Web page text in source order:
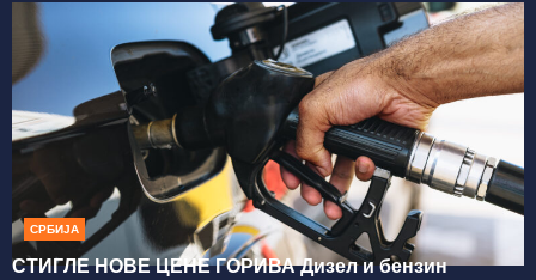
СРБИЈА
СТИГЛЕ НОВЕ ЦЕНЕ ГОРИВА Дизел и бензин